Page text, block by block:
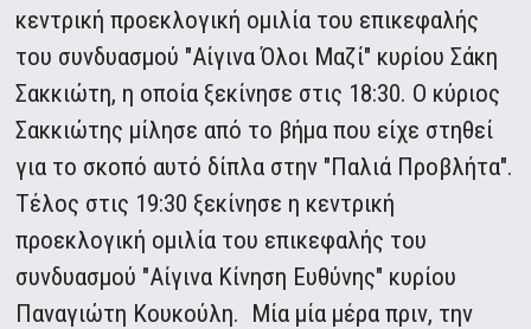
κεντρική προεκλογική ομιλία του επικεφαλής
του συνδυασμού "Αίγινα Όλοι Μαζί" κυρίου Σάκη
Σακκιώτη, η οποία ξεκίνησε στις 18:30. Ο κύριος
Σακκιώτης μίλησε από το βήμα που είχε στηθεί
για το σκοπό αυτό δίπλα στην "Παλιά Προβλήτα".
Τέλος στις 19:30 ξεκίνησε η κεντρική
προεκλογική ομιλία του επικεφαλής του
συνδυασμού "Αίγινα Κίνηση Ευθύνης" κυρίου
Παναγιώτη Κουκούλη. Μία μία μέρα πριν, την